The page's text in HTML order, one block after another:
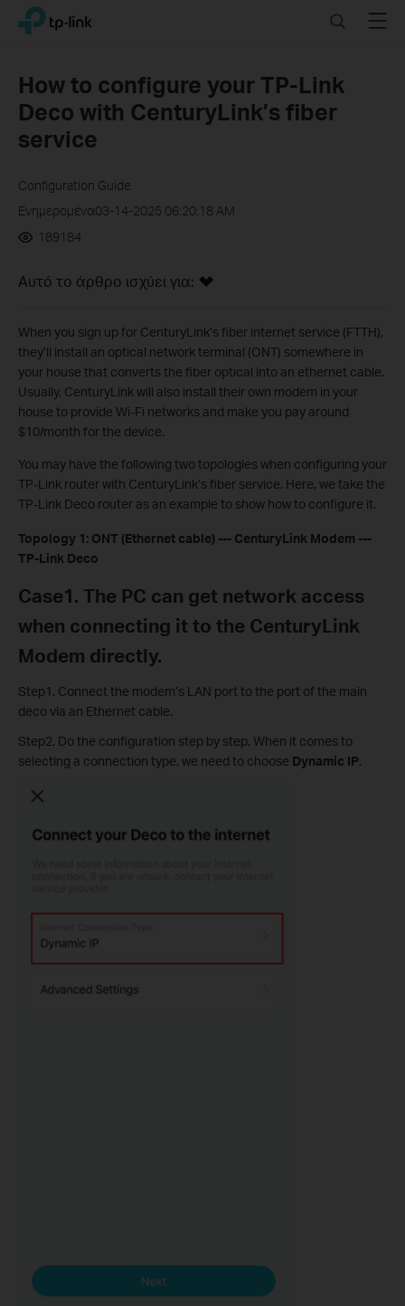
Click
navigation
TP-Link, Reliably Smart SearchMenu
How to configure your TP-Link
Deco with CenturyLink’s fiber
service
Configuration Guide
Ενημερομένα03-14-2025 06:20:18 AM
189184
Αυτό το άρθρο ισχύει για:
When you sign up for CenturyLink’s fiber internet service (FTTH),
they’ll install an optical network terminal (ONT) somewhere in
your house that converts the fiber optical into an ethernet cable.
Usually, CenturyLink will also install their own modem in your
house to provide Wi-Fi networks and make you pay around
$10/month for the device.
You may have the following two topologies when configuring your
TP-Link router with CenturyLink’s fiber service. Here, we take the
TP-Link Deco router as an example to show how to configure it.
Topology 1: ONT (Ethernet cable) --- CenturyLink Modem ---
TP-Link Deco
Case1. The PC can get network access
when connecting it to the CenturyLink
Modem directly.
Step1. Connect the modem’s LAN port to the port of the main
deco via an Ethernet cable.
Step2. Do the configuration step by step. When it comes to
selecting a connection type, we need to choose Dynamic IP.